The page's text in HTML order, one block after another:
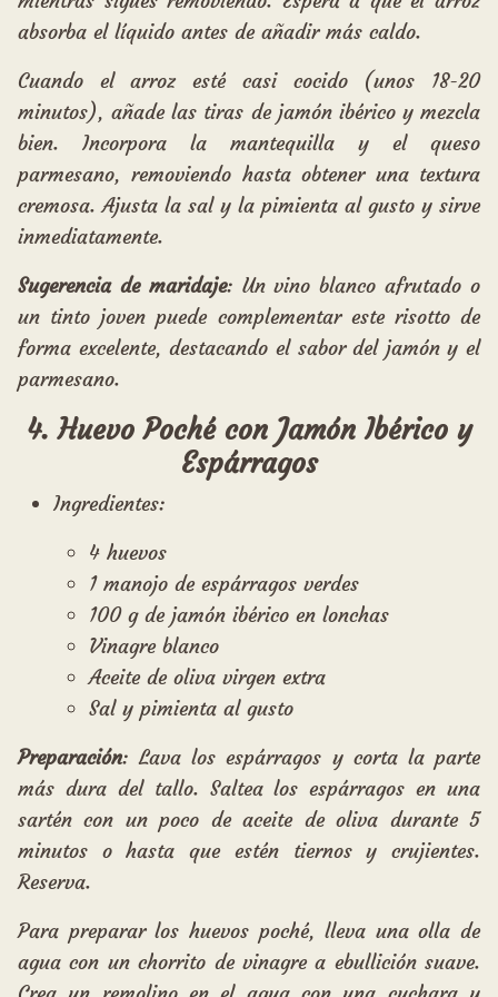
absorba el líquido antes de añadir más caldo.
Cuando el arroz esté casi cocido (unos 18-20
minutos), añade las tiras de jamón ibérico y mezcla
bien. Incorpora la mantequilla y el queso
parmesano, removiendo hasta obtener una textura
cremosa. Ajusta la sal y la pimienta al gusto y sirve
inmediatamente.
Sugerencia de maridaje: Un vino blanco afrutado o
un tinto joven puede complementar este risotto de
forma excelente, destacando el sabor del jamón y el
parmesano.
4. Huevo Poché con Jamón Ibérico y
Espárragos
Ingredientes:
4 huevos
1 manojo de espárragos verdes
100 g de jamón ibérico en lonchas
Vinagre blanco
Aceite de oliva virgen extra
Sal y pimienta al gusto
Preparación: Lava los espárragos y corta la parte
más dura del tallo. Saltea los espárragos en una
sartén con un poco de aceite de oliva durante 5
minutos o hasta que estén tiernos y crujientes.
Reserva.
Para preparar los huevos poché, lleva una olla de
agua con un chorrito de vinagre a ebullición suave.